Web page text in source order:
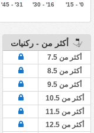
31' - 45' 16' - 30' 0' - 15'
أكثر من - ركنيات
أكثر من 7.5
أكثر من 8.5
أكثر من 9.5
أكثر من 10.5
أكثر من 11.5
أكثر من 12.5